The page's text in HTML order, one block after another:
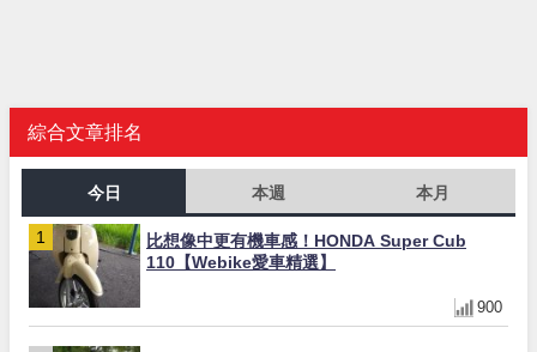
綜合文章排名
今日 本週 本月
比想像中更有機車感！HONDA Super Cub
110【Webike愛車精選】
900